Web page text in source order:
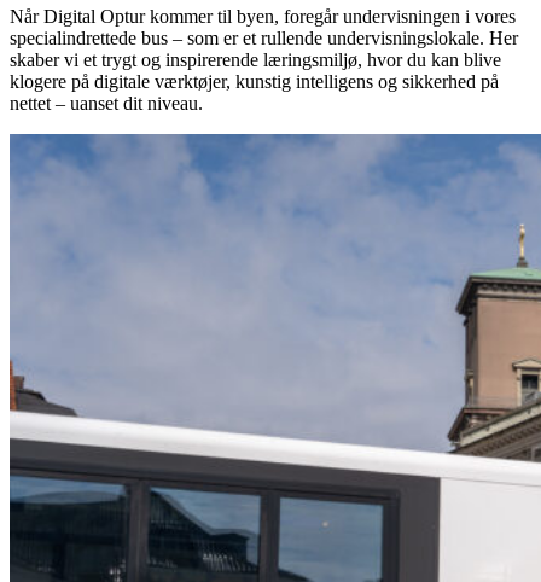
Når Digital Optur kommer til byen, foregår undervisningen i vores
specialindrettede bus – som er et rullende undervisningslokale. Her
skaber vi et trygt og inspirerende læringsmiljø, hvor du kan blive
klogere på digitale værktøjer, kunstig intelligens og sikkerhed på
nettet – uanset dit niveau.